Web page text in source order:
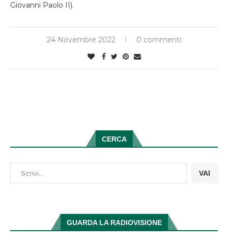
Giovanni Paolo II).
24 Novembre 2022 0 commenti
CERCA
VAI
GUARDA LA RADIOVISIONE